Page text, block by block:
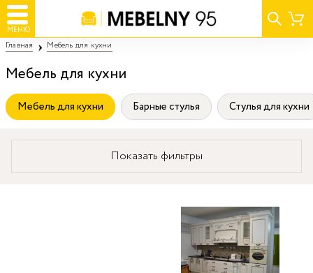
МЕНЮ
Главная Мебель для кухни
Мебель для кухни
Мебель для кухни Барные стулья Стулья для кухни
Показать фильтры